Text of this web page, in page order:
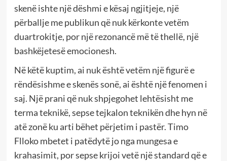
skenë ishte një dëshmi e kësaj ngjitjeje, një
përballje me publikun që nuk kërkonte vetëm
duartrokitje, por një rezonancë më të thellë, një
bashkëjetesë emocionesh.
Në këtë kuptim, ai nuk është vetëm një figurë e
rëndësishme e skenës sonë, ai është një fenomen i
saj. Një prani që nuk shpjegohet lehtësisht me
terma teknikë, sepse tejkalon teknikën dhe hyn në
atë zonë ku arti bëhet përjetim i pastër. Timo
Flloko mbetet i patëdytë jo nga mungesa e
krahasimit, por sepse krijoi vetë një standard që e